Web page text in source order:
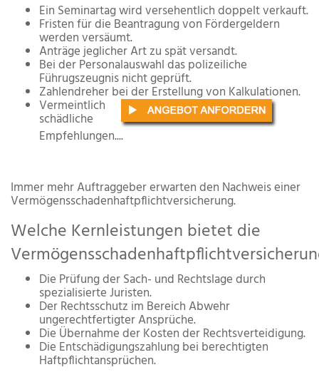
Ein Seminartag wird versehentlich doppelt verkauft.
Fristen für die Beantragung von Fördergeldern
werden versäumt.
Anträge jeglicher Art zu spät versandt.
Bei der Personalauswahl das polizeiliche
Führugszeugnis nicht geprüft.
Zahlendreher bei der Erstellung von Kalkulationen.
Vermeintlich
schädliche
Empfehlungen....
Immer mehr Auftraggeber erwarten den Nachweis einer
Vermögensschadenhaftpflichtversicherung.
Welche Kernleistungen bietet die
Die Prüfung der Sach- und Rechtslage durch
spezialisierte Juristen.
Der Rechtsschutz im Bereich Abwehr
ungerechtfertigter Ansprüche.
Die Übernahme der Kosten der Rechtsverteidigung.
Die Entschädigungszahlung bei berechtigten
Haftpflichtansprüchen.